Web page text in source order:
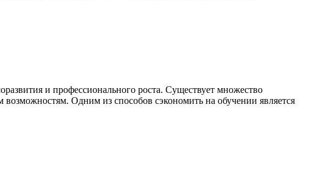
и профессионального роста. Существует множество
Одним из способов сэкономить на обучении является